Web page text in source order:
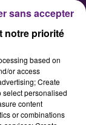
le
notre priorité
based on
or access
Create
select personalised
content
or combinations
sans accepter